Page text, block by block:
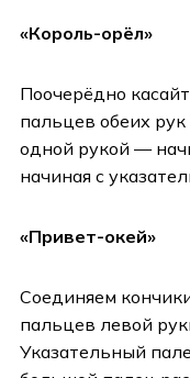
«Король-орёл»
Поочерёдно
пальцев обеих
одной рукой —
начиная с
«Привет-окей»
Соединяем
пальцев левой
Указательный